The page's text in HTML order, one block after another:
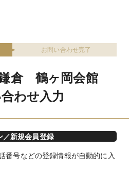
お問い合わせ完了
倉 鶴ヶ岡会館
わせ入力
／新規会員登録
番号などの登録情報が自動的に入